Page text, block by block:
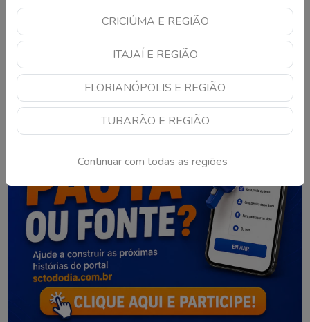
CRICIÚMA E REGIÃO
ITAJAÍ E REGIÃO
FLORIANÓPOLIS E REGIÃO
TUBARÃO E REGIÃO
Continuar com todas as regiões
1 2 3 … 10